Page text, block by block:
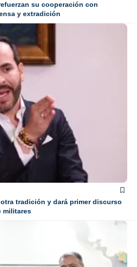
su cooperación con
y extradición
tradición y dará primer discurso
militares